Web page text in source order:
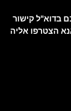
בדוא"ל קישור
הצטרפו אליה